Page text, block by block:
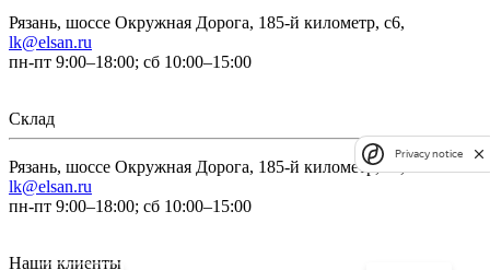
Рязань, шоссе Окружная Дорога, 185-й километр, с6,
lk@elsan.ru
пн-пт 9:00–18:00; сб 10:00–15:00
Склад
Рязань, шоссе Окружная Дорога, 185-й километр, с6,
lk@elsan.ru
пн-пт 9:00–18:00; сб 10:00–15:00
Наши клиенты
Privacy notice